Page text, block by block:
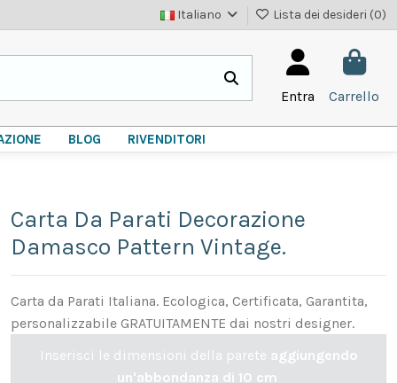
Italiano Lista dei desideri (0)
Entra Carrello
BLOG RIVENDITORI
Carta Da Parati Decorazione
Damasco Pattern Vintage.
Carta da Parati Italiana. Ecologica, Certificata, Garantita,
personalizzabile GRATUITAMENTE dai nostri designer.
Inserisci le dimensioni della parete aggiungendo
un'abbondanza di 10 cm